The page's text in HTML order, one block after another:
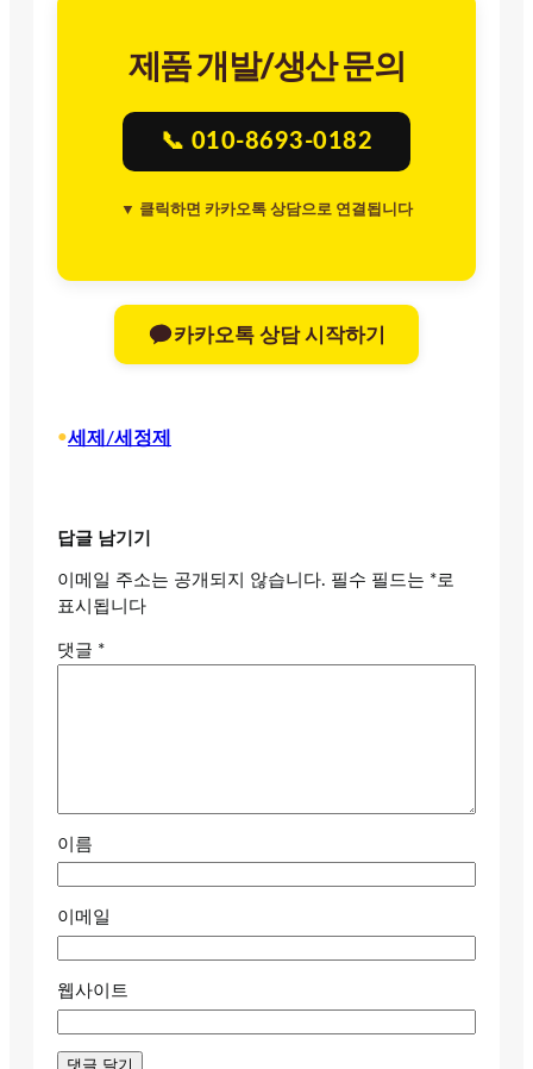
제품 개발/생산 문의
📞 010-8693-0182
▼ 클릭하면 카카오톡 상담으로 연결됩니다
카카오톡 상담 시작하기
•세제/세정제
답글 남기기
이메일 주소는 공개되지 않습니다. 필수 필드는 *로
표시됩니다
댓글 *
이름
이메일
웹사이트